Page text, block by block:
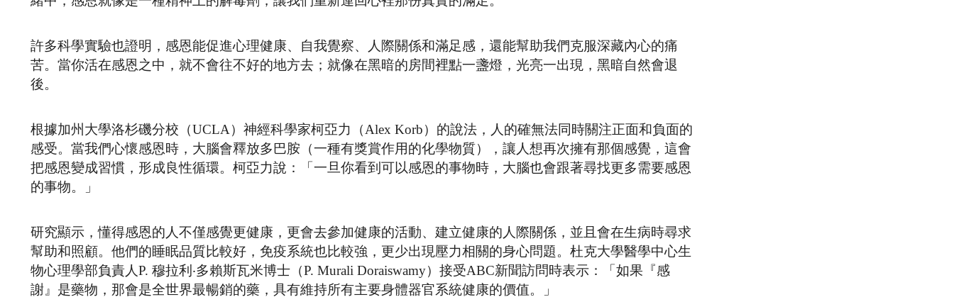
許多科學實驗也證明，感恩能促進心理健康、自我覺察、人際關係和滿足感，還能幫助我們克服深藏內心的痛
苦。當你活在感恩之中，就不會往不好的地方去；就像在黑暗的房間裡點一盞燈，光亮一出現，黑暗自然會退
後。
根據加州大學洛杉磯分校（UCLA）神經科學家柯亞力（Alex Korb）的說法，人的確無法同時關注正面和負面的
感受。當我們心懷感恩時，大腦會釋放多巴胺（一種有獎賞作用的化學物質），讓人想再次擁有那個感覺，這會
把感恩變成習慣，形成良性循環。柯亞力說：「一旦你看到可以感恩的事物時，大腦也會跟著尋找更多需要感恩
的事物。」
研究顯示，懂得感恩的人不僅感覺更健康，更會去參加健康的活動、建立健康的人際關係，並且會在生病時尋求
幫助和照顧。他們的睡眠品質比較好，免疫系統也比較強，更少出現壓力相關的身心問題。杜克大學醫學中心生
物心理學部負責人P. 穆拉利‧多賴斯瓦米博士（P. Murali Doraiswamy）接受ABC新聞訪問時表示：「如果『感
謝』是藥物，那會是全世界最暢銷的藥，具有維持所有主要身體器官系統健康的價值。」